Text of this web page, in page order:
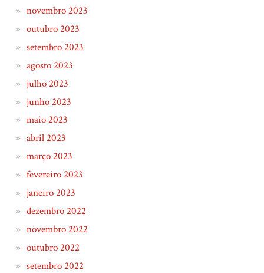
novembro 2023
outubro 2023
setembro 2023
agosto 2023
julho 2023
junho 2023
maio 2023
abril 2023
março 2023
fevereiro 2023
janeiro 2023
dezembro 2022
novembro 2022
outubro 2022
setembro 2022